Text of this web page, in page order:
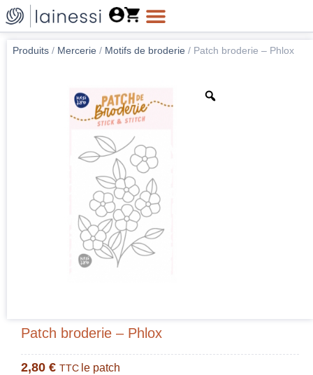
Produits / Mercerie / Motifs de broderie / Patch broderie – Phlox
Patch broderie – Phlox
2,80 € TTC le patch